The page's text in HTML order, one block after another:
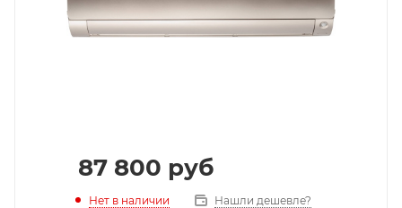
87 800 руб
Нет в наличии Нашли дешевле?